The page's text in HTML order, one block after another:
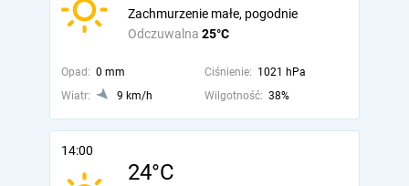
Odczuwalna 25°C
Zachmurzenie małe, pogodnie
Opad: 0 mm Ciśnienie: 1021 hPa
Wiatr:
9 km/h Wilgotność: 38%
14:00
24°C